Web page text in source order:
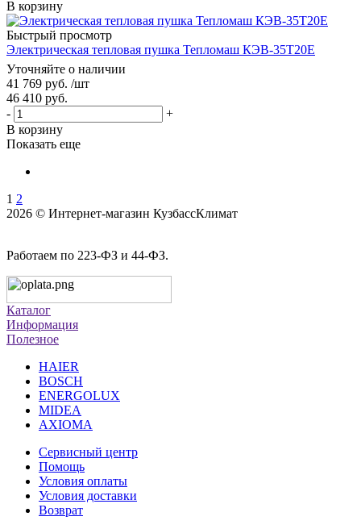
В корзину
Быстрый просмотр
Электрическая тепловая пушка Тепломаш КЭВ-35Т20Е
Уточняйте о наличии
41 769 руб. /шт
46 410 руб.
-
+
В корзину
Показать еще
1 2
2026 © Интернет-магазин КузбассКлимат
Работаем по 223-ФЗ и 44-ФЗ.
Каталог
Информация
Полезное
HAIER
BOSCH
ENERGOLUX
MIDEA
AXIOMA
Сервисный центр
Помощь
Условия оплаты
Условия доставки
Возврат